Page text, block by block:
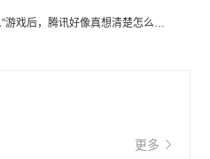
推出多款“神人”游戏后，腾讯好像真想清楚怎么做二次元了
更多